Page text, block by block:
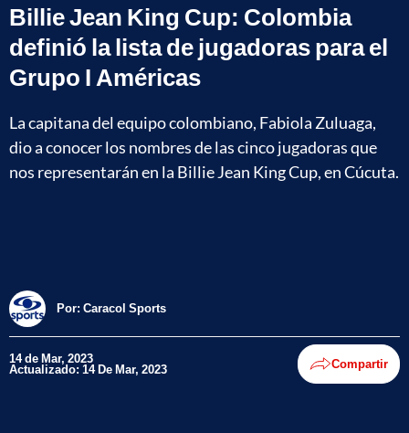
Billie Jean King Cup: Colombia
definió la lista de jugadoras para el
Grupo I Américas
La capitana del equipo colombiano, Fabiola Zuluaga,
dio a conocer los nombres de las cinco jugadoras que
nos representarán en la Billie Jean King Cup, en Cúcuta.
Por: Caracol Sports
14 de Mar, 2023
Actualizado: 14 De Mar, 2023 Compartir